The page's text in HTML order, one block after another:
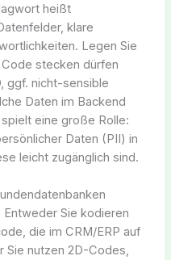
heißt
klare
Legen Sie
stecken dürfen
ggf. nicht-sensible
Daten im Backend
eine große Rolle:
Daten (PII) in
leicht zugänglich sind.
Sie kodieren
die im CRM/ERP auf
nutzen 2D-Codes,